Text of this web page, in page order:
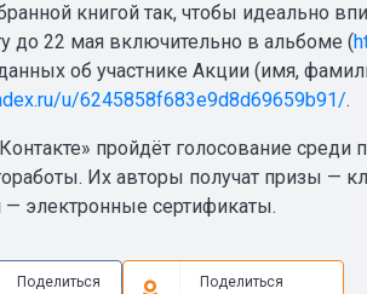
книгой так, чтобы идеально
до 22 мая включительно в альбоме (
об участнике Акции (имя,
u/6245858f683e9d8d69659b91/.
пройдёт голосование среди
Их авторы получат призы —
— электронные сертификаты.
Поделиться
Поделиться